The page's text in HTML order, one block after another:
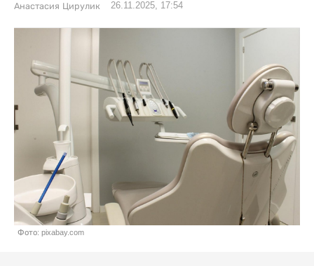
Анастасия Цирулик 26.11.2025, 17:54
Фото: pixabay.com